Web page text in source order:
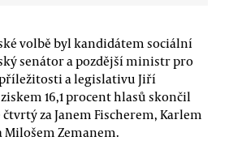
volbě byl kandidátem sociální
senátor a pozdější ministr pro
a legislativu Jiří
16,1 procent hlasů skončil
za Janem Fischerem, Karlem
Milošem Zemanem.